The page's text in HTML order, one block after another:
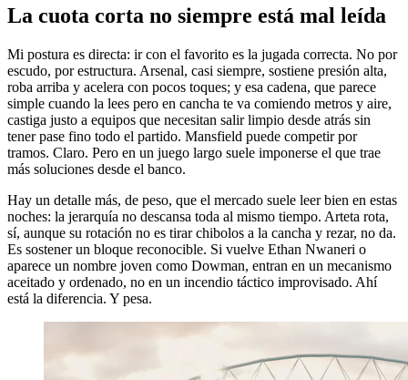
La cuota corta no siempre está mal leída
Mi postura es directa: ir con el favorito es la jugada correcta. No por
escudo, por estructura. Arsenal, casi siempre, sostiene presión alta,
roba arriba y acelera con pocos toques; y esa cadena, que parece
simple cuando la lees pero en cancha te va comiendo metros y aire,
castiga justo a equipos que necesitan salir limpio desde atrás sin
tener pase fino todo el partido. Mansfield puede competir por
tramos. Claro. Pero en un juego largo suele imponerse el que trae
más soluciones desde el banco.
Hay un detalle más, de peso, que el mercado suele leer bien en estas
noches: la jerarquía no descansa toda al mismo tiempo. Arteta rota,
sí, aunque su rotación no es tirar chibolos a la cancha y rezar, no da.
Es sostener un bloque reconocible. Si vuelve Ethan Nwaneri o
aparece un nombre joven como Dowman, entran en un mecanismo
aceitado y ordenado, no en un incendio táctico improvisado. Ahí
está la diferencia. Y pesa.